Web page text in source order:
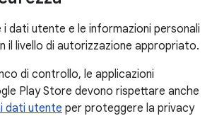
dati utente e le informazioni personali
il livello di autorizzazione appropriato.
di controllo, le applicazioni
Play Store devono rispettare anche
dati utente per proteggere la privacy